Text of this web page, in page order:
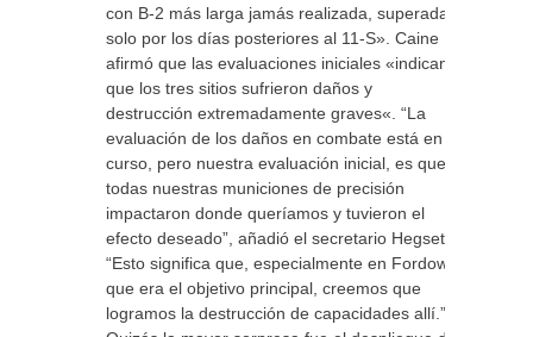
con B-2 más larga jamás realizada, superada
solo por los días posteriores al 11-S». Caine
afirmó que las evaluaciones iniciales «indican
que los tres sitios sufrieron daños y
destrucción extremadamente graves«. “La
evaluación de los daños en combate está en
curso, pero nuestra evaluación inicial, es que
todas nuestras municiones de precisión
impactaron donde queríamos y tuvieron el
efecto deseado”, añadió el secretario Hegseth.
“Esto significa que, especialmente en Fordow,
que era el objetivo principal, creemos que
logramos la destrucción de capacidades allí.”